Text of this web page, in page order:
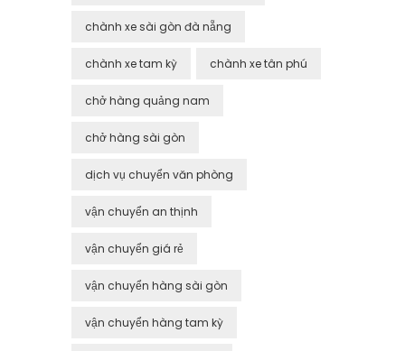
chành xe sài gòn đà nẵng
chành xe tam kỳ chành xe tân phú
chở hàng quảng nam
chở hàng sài gòn
dịch vụ chuyển văn phòng
vận chuyển an thịnh
vận chuyển giá rẻ
vận chuyển hàng sài gòn
vận chuyển hàng tam kỳ